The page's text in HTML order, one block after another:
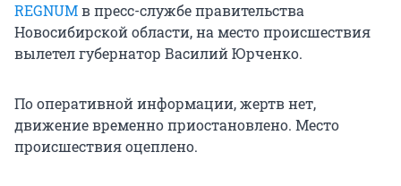
REGNUMв пресс-службе правительства
Новосибирской области, на место происшествия
вылетел губернатор Василий Юрченко.
По оперативной информации, жертв нет,
движение временно приостановлено. Место
происшествия оцеплено.